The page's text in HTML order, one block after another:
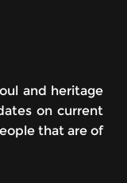
and heritage
on current
that are of